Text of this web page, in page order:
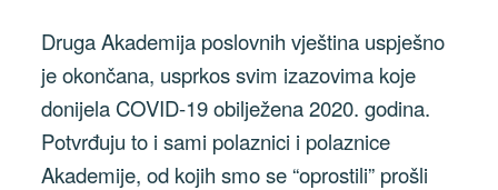
Druga Akademija poslovnih vještina uspješno
je okončana, usprkos svim izazovima koje
donijela COVID-19 obilježena 2020. godina.
Potvrđuju to i sami polaznici i polaznice
Akademije, od kojih smo se “oprostili” prošli